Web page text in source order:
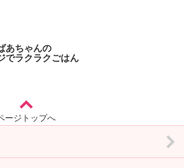
あちゃんの
でラクラクごはん
ージトップへ